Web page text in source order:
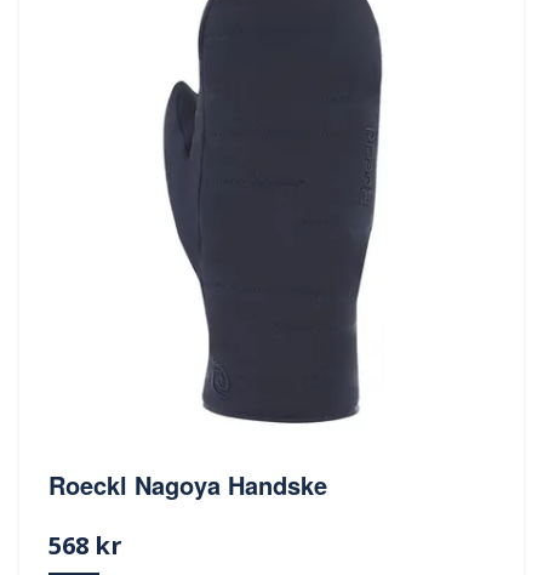
Roeckl Nagoya Handske
568 kr